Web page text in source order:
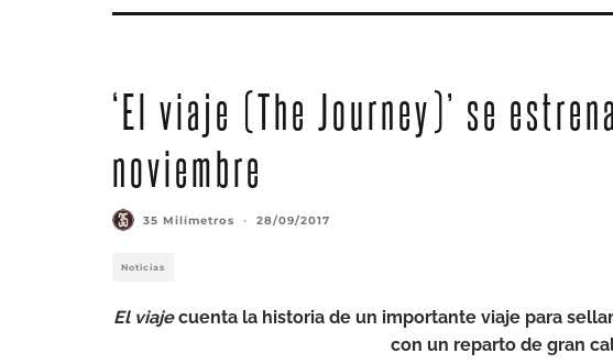
‘El viaje (The Journey)’ se
noviembre
35 Milímetros · 28/09/2017
Noticias
El viajecuenta la historia de un importante viaje para
con un reparto de gran